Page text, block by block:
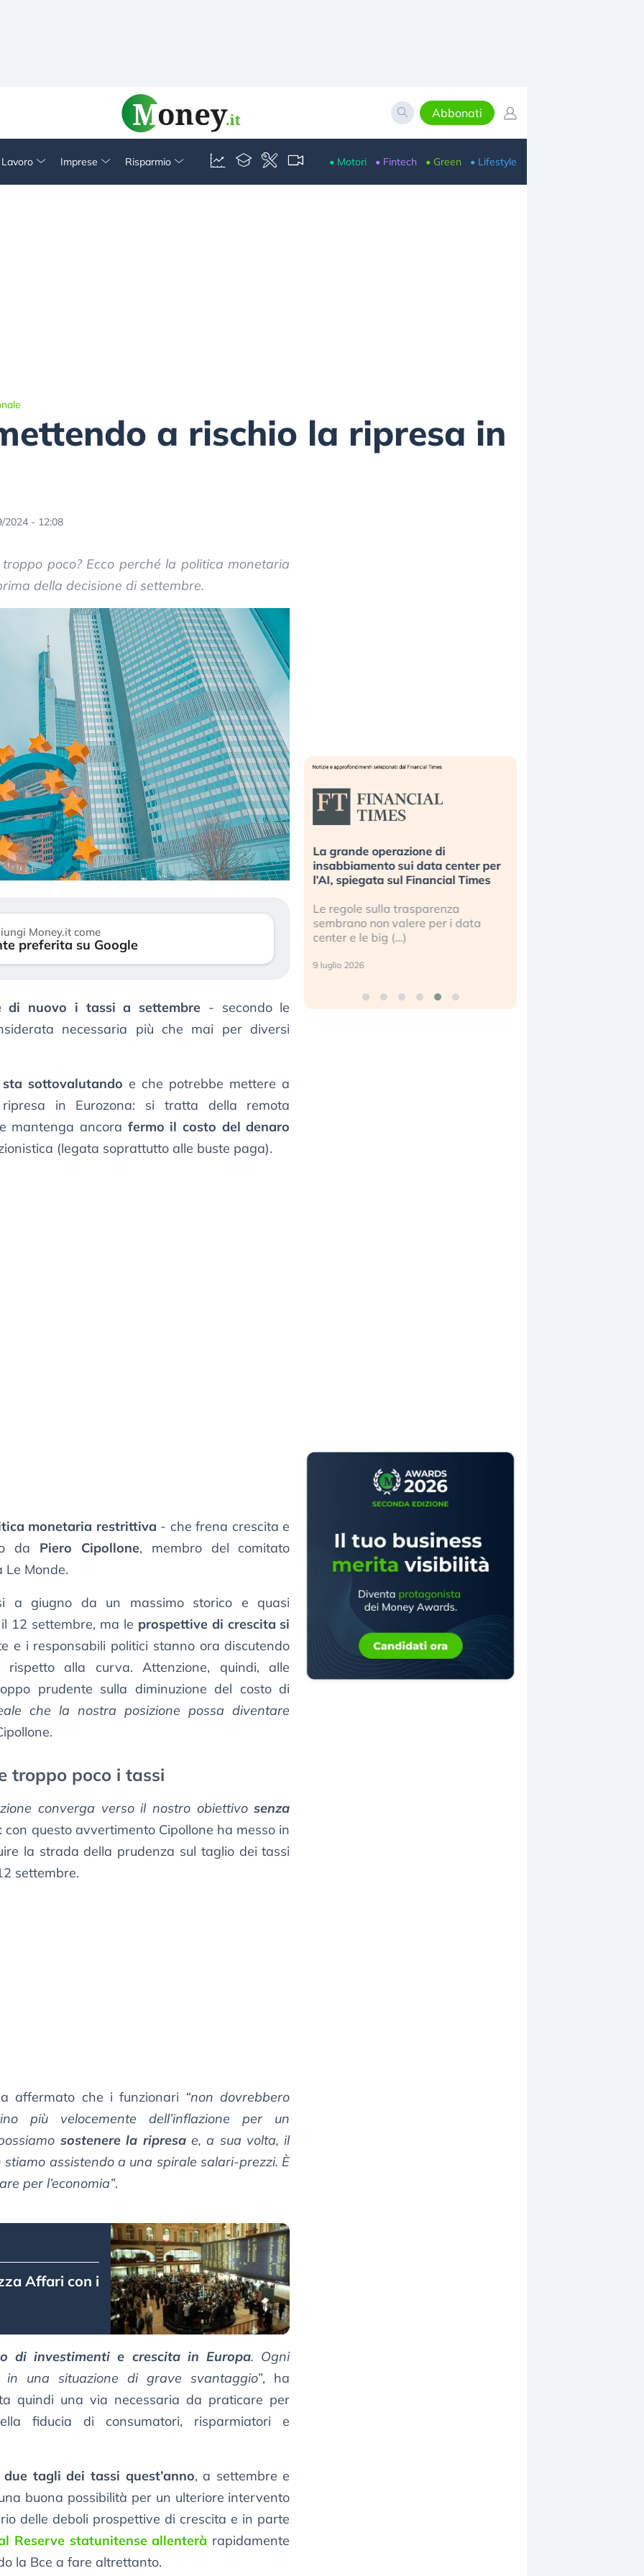
Abbonati
Imprese Risparmio • Motori • Fintech • Green • Lifestyle
a rischio la ripresa in
2024 - 12:08
poco? Ecco perché la politica monetaria
della decisione di settembre.
Money.it come
preferita su Google
di nuovo i tassi a settembre - secondo le
necessaria più che mai per diversi
sottovalutando e che potrebbe mettere a
in Eurozona: si tratta della remota
mantenga ancora fermo il costo del denaro
(legata soprattutto alle buste paga).
monetaria restrittiva - che frena crescita e
da Piero Cipollone, membro del comitato
Le Monde.
a giugno da un massimo storico e quasi
12 settembre, ma le prospettive di crescita si
e i responsabili politici stanno ora discutendo
alla curva. Attenzione, quindi, alle
prudente sulla diminuzione del costo di
che la nostra posizione possa diventare
troppo poco i tassi
converga verso il nostro obiettivosenza
: con questo avvertimento Cipollone ha messo in
la strada della prudenza sul taglio dei tassi
settembre.
affermato che i funzionari “non dovrebbero
più velocemente dell’inflazione per un
sostenere la ripresae, a sua volta, il
stiamo assistendo a una spirale salari-prezzi. È
per l’economia”.
Affari con i
di investimenti e crescita in Europa. Ogni
una situazione di grave svantaggio”, ha
quindi una via necessaria da praticare per
fiducia di consumatori, risparmiatori e
due tagli dei tassi quest’anno, a settembre e
buona possibilità per un ulteriore intervento
delle deboli prospettive di crescita e in parte
Reserve statunitense allenterà rapidamente
la Bce a fare altrettanto.
più
sta
Russia e Cina pronti a spegnere
Starlink. Gli investitori stanno
sottovalutando il rischio?
ignorare il rischio geopolitico: il (…)
17 luglio 2026
La grande operazione di
insabbiamento sui data center per
l’AI, spiegata sul Financial Times
Le regole sulla trasparenza
sembrano non valere per i data
center e le big (…)
9 luglio 2026